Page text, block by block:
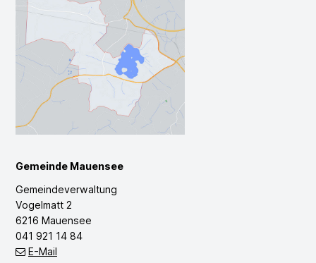
Gemeinde Mauensee
Gemeindeverwaltung
Vogelmatt 2
6216 Mauensee
041 921 14 84
E-Mail